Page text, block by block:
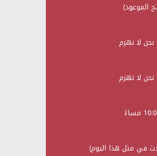
الموعود)
نحن لا نهزم
نحن لا نهزم
في مثل هذا اليوم)